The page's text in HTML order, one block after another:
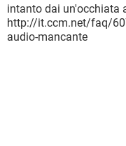
intanto dai un'occhiata
http://it.ccm.net/faq/
audio-mancante